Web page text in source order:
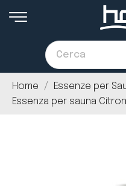
Home
Essenze per
Essenza per sauna